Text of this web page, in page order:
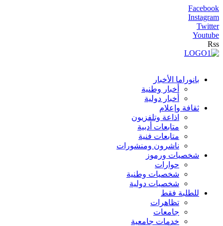
Facebook
Instagram
Twitter
Youtube
Rss
بانوراما الأخبار
أخبار وطنية
أخبار دولية
ثقافة وإعلام
اذاعة وتلفزيون
متابعات أدبية
متابعات فنية
ناشرون ومنشورات
شخصيات ورموز
حوارات
شخصيات وطنية
شخصيات دولية
للطلبة فقط
تظاهرات
جامعات
خدمات جامعية